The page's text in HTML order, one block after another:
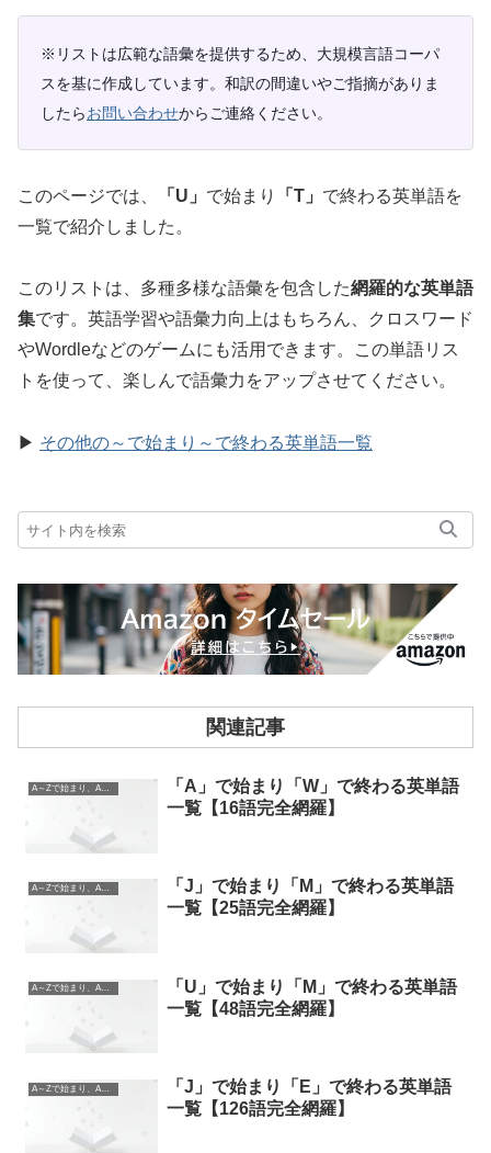
※リストは広範な語彙を提供するため、大規模言語コーパ
スを基に作成しています。和訳の間違いやご指摘がありま
したらお問い合わせからご連絡ください。
このページでは、 「U」 で始まり 「T」 で終わる英単語を
一覧で紹介しました。
このリストは、多種多様な語彙を包含した網羅的な英単語
集です。英語学習や語彙力向上はもちろん、クロスワード
やWordleなどのゲームにも活用できます。この単語リス
トを使って、楽しんで語彙力をアップさせてください。
▶ その他の～で始まり～で終わる英単語一覧
関連記事
A～Zで始まり、A～Zで終わる英単語
「A」で始まり「W」で終わる英単語
一覧【16語完全網羅】
A～Zで始まり、A～Zで終わる英単語
「J」で始まり「M」で終わる英単語
一覧【25語完全網羅】
A～Zで始まり、A～Zで終わる英単語
「U」で始まり「M」で終わる英単語
一覧【48語完全網羅】
A～Zで始まり、A～Zで終わる英単語
「J」で始まり「E」で終わる英単語
一覧【126語完全網羅】